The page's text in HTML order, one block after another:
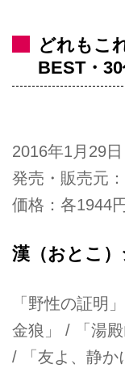
どれもこ
BEST・
2016年1月29
発売・販売元
価格：各1944円
漢（おとこ
「野性の証明
金狼」 / 「湯
/ 「友よ、静か